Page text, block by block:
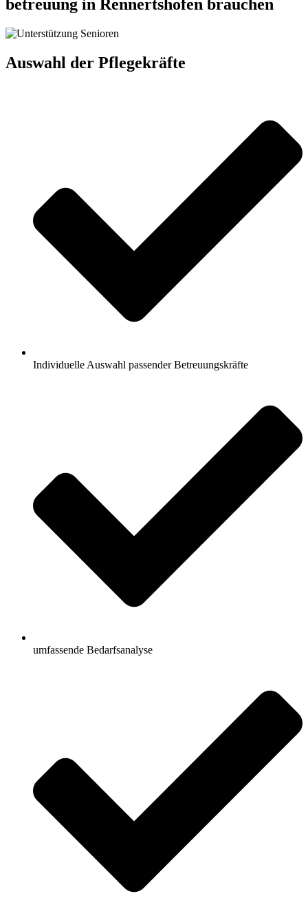
betreuung in Rennertshofen brauchen
Auswahl der Pflegekräfte
Individuelle Auswahl passender Betreuungskräfte
umfassende Bedarfsanalyse